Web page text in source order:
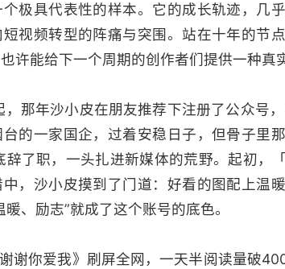
个极具代表性的样本。它的成长轨迹，几
视频转型的阵痛与突围。站在十年的节
许能给下一个周期的创作者们提供一种真
那年沙小皮在朋友推荐下注册了公众号
的一家国企，过着安稳日子，但骨子里
辞了职，一头扎进新媒体的荒野。起初，
，沙小皮摸到了门道：好看的图配上温
、励志”就成了这个账号的底色。
谢你爱我》刷屏全网，一天半阅读量破